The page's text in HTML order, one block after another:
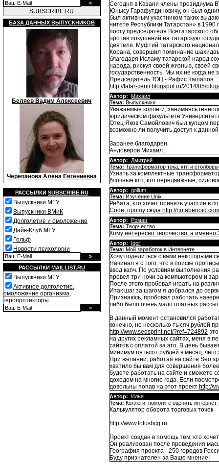
SUBSCRIBE.RU
БАЗА ДАННЫХ ВЫПУСКНИКОВ
Беляев Вадим Алексеевич
Черепанова Алена Евгениевна
РАССЫЛКИ SUBSCRIBE.RU
Выпускники МГУ
Выпускники ВМиК
Долголетие и омоложение
Дайв-Клуб МГУ
Гольф
Новости психологии
РАССЫЛКИ MAILLIST.RU
Выпускники МГУ
Активное долголетие,
омоложение организма,
геропротекторы
Сегодня в Казани члены президиума
Юнысу Гарафутдиновичу, он был
был активным участником таких
нитете Республики Татарстан» в
посту председателя Всетатарского
против покушений на татарскую
деятеля. Муфтий татарского
Корана, совершил поминание
благодаря Исламу татарской народ
народа, рискуя своей жизнью, своей
государственность. Мы их не когда не
Председатель ТОЦ - Рафис Кашапов.
http://tatar-centr.blogspot.ru/2014/05/
Автор:
Михаил
Тема: Выпускники
Уважаемые коллеги, занимаясь
юридическом факультете
Отец Яков Самойлович был купцом
возможно ли получить доступ к
Заранее благодарен.
Андоверов Михаил.
Автор:
Дмитрий
Тема: Трансформатор тока, ктп и
Узнать за комплектные
блочные ктп, ктп передвижные,
Автор: gollum
Тема: Изучение Unix
Ребята, кто хочет принять участие в
Code, прошу сюда http://
Автор:
Роман
Тема: Творчество
Кому интересно творчество, а
Автор:
Igor
Тема: Мой заработок в Интернете
Хочу поделиться с вами некоторыми
Начинал я с того, что в поиске
ввод капч. По условиям выполнения
провел три ночи за компьютером и
После этого пробовал играть на
Итак шаг за шагом я добрался до
Признаюсь, пробовал работать
либо было очень мало платных
В данный момент остановился
конечно, но несколько тысяч рублей
http://www.seosprint.net/?ref=724892
на других рекламных сайтах, меня в
сайтов с оплатой за это. В день
минимум пятьсот рублей в месяц,
При желании, работая на сайте Seo
хватило бы вам для совершения
будете работать на сайте и сможете
доходом на многие года. Если
довольны попав на этот проект http://
Автор:
Илья
Тема: Коллеги, помогите оценить
Калькулятор оборота торговых точек
http://www.lotusbcg.ru
Проект создан в помощь тем, кто
Он реализован после проведения
География проекта - 250 городов
Буду признателен за Ваше мнение!